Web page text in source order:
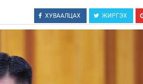
ХУВААЛЦАХ ЖИРГЭХ